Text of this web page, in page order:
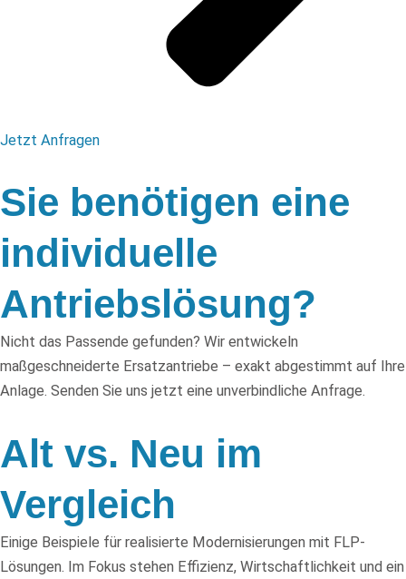
Jetzt Anfragen
Sie benötigen eine
individuelle
Antriebslösung?
Nicht das Passende gefunden? Wir entwickeln
maßgeschneiderte Ersatzantriebe – exakt abgestimmt auf Ihre
Anlage. Senden Sie uns jetzt eine unverbindliche Anfrage.
Alt vs. Neu im
Vergleich
Einige Beispiele für realisierte Modernisierungen mit FLP-
Lösungen. Im Fokus stehen Effizienz, Wirtschaftlichkeit und ein